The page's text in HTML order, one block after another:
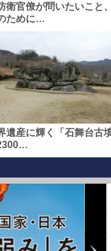
衛官僚が問いたいこと
ために…
遺産に輝く「石舞台古墳